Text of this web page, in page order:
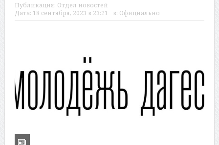
Публикация: Отдел новостей
Дата: 18 сентября, 2023 в 23:21 в: Официально